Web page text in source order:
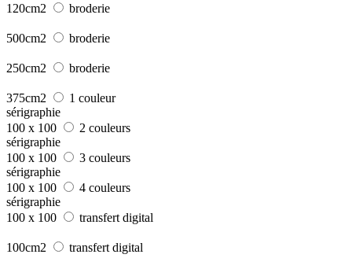
120cm2 broderie
500cm2 broderie
250cm2 broderie
375cm2
1 couleur
sérigraphie
100 x 100
2 couleurs
sérigraphie
100 x 100
3 couleurs
sérigraphie
100 x 100
4 couleurs
sérigraphie
100 x 100
transfert digital
100cm2 transfert digital